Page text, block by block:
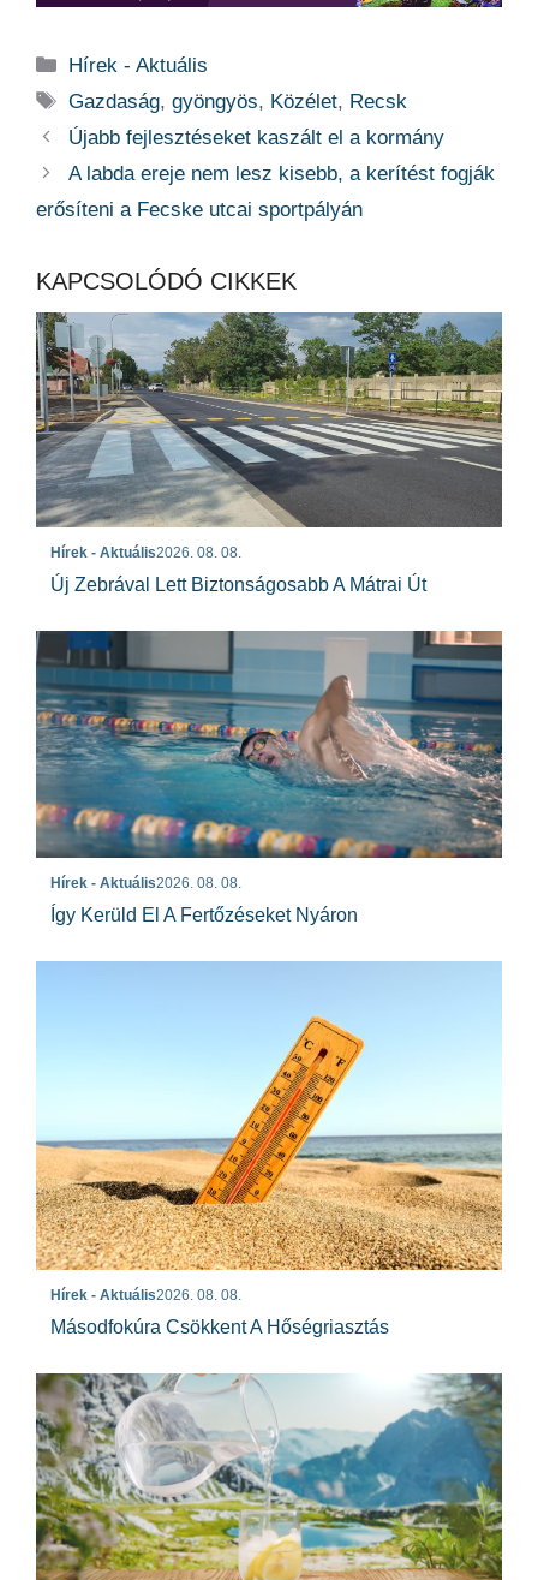
Kategória
Hírek - Aktuális
Címkék
Gazdaság,gyöngyös, Közélet, Recsk
Újabb fejlesztéseket kaszált el a kormány
A labda ereje nem lesz kisebb, a kerítést fogják
erősíteni a Fecske utcai sportpályán
KAPCSOLÓDÓ CIKKEK
Hírek - Aktuális2026. 08. 08.
Új Zebrával Lett Biztonságosabb A Mátrai Út
Hírek - Aktuális2026. 08. 08.
Így Kerüld El A Fertőzéseket Nyáron
Hírek - Aktuális2026. 08. 08.
Másodfokúra Csökkent A Hőségriasztás